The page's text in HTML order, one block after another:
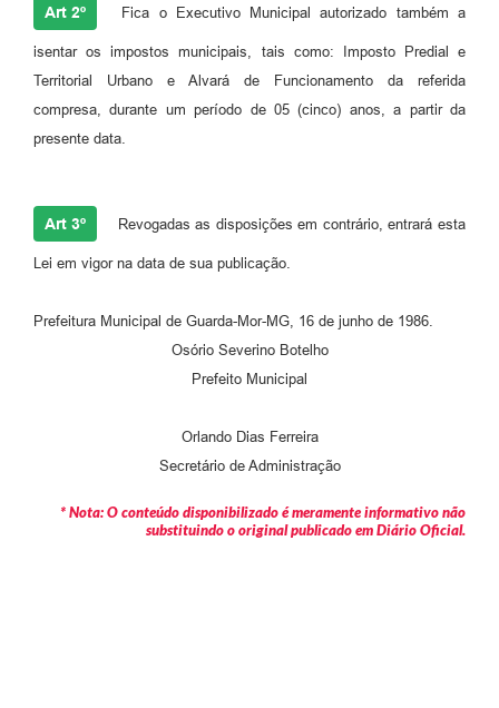
Art 2º Fica o Executivo Municipal autorizado também a
isentar os impostos municipais, tais como: Imposto Predial e
Territorial Urbano e Alvará de Funcionamento da referida
compresa, durante um período de 05 (cinco) anos, a partir da
presente data.
Art 3º Revogadas as disposições em contrário, entrará esta
Lei em vigor na data de sua publicação.
Prefeitura Municipal de Guarda-Mor-MG, 16 de junho de 1986.
Osório Severino Botelho
Prefeito Municipal
Orlando Dias Ferreira
Secretário de Administração
* Nota: O conteúdo disponibilizado é meramente informativo não
substituindo o original publicado em Diário Oficial.